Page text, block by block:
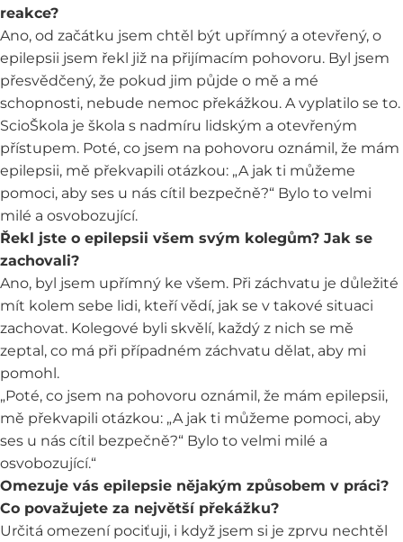
reakce?
Ano, od začátku jsem chtěl být upřímný a otevřený, o
epilepsii jsem řekl již na přijímacím pohovoru. Byl jsem
přesvědčený, že pokud jim půjde o mě a mé
schopnosti, nebude nemoc překážkou. A vyplatilo se to.
ScioŠkola je škola s nadmíru lidským a otevřeným
přístupem. Poté, co jsem na pohovoru oznámil, že mám
epilepsii, mě překvapili otázkou: „A jak ti můžeme
pomoci, aby ses u nás cítil bezpečně?“ Bylo to velmi
milé a osvobozující.
Řekl jste o epilepsii všem svým kolegům? Jak se
zachovali?
Ano, byl jsem upřímný ke všem. Při záchvatu je důležité
mít kolem sebe lidi, kteří vědí, jak se v takové situaci
zachovat. Kolegové byli skvělí, každý z nich se mě
zeptal, co má při případném záchvatu dělat, aby mi
pomohl.
„Poté, co jsem na pohovoru oznámil, že mám epilepsii,
mě překvapili otázkou: „A jak ti můžeme pomoci, aby
ses u nás cítil bezpečně?“ Bylo to velmi milé a
osvobozující.“
Omezuje vás epilepsie nějakým způsobem v práci?
Co považujete za největší překážku?
Určitá omezení pociťuji, i když jsem si je zprvu nechtěl